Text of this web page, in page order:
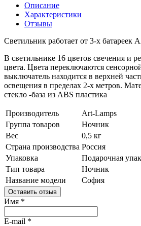
Описание
Характеристики
Отзывы
Светильник работает от 3-х батареек
В светильнике 16 цветов свечения и
цвета. Цвета переключаются
выключатель находится в верхней
освещения в пределах 2-х метров.
стекло -база из ABS пластика
Производитель
Art-Lamps
Группа товаров
Ночник
Вес
0,5 кг
Страна производства Россия
Упаковка
Подарочная
Тип товара
Ночник
Название модели
София
Оставить отзыв
Имя *
E-mail *